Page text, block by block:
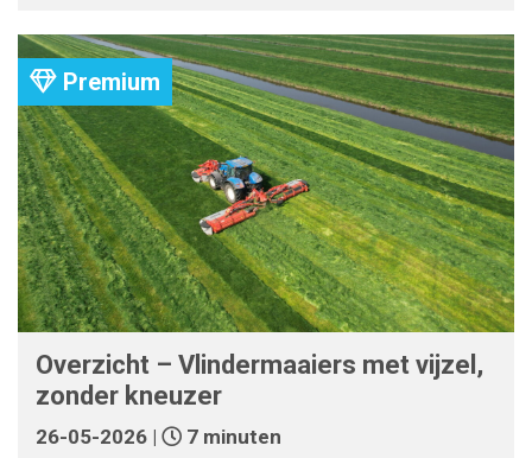
Premium
Overzicht – Vlindermaaiers met vijzel,
zonder kneuzer
26-05-2026 | 7 minuten